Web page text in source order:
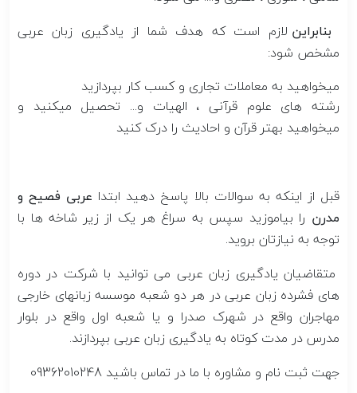
بنابراین لازم است که هدف شما از یادگیری زبان عربی
مشخص شود:
میخواهید به معاملات تجاری و کسب کار بپردازید
رشته های علوم قرآنی ، الهیات و... تحصیل میکنید و
میخواهید بهتر قرآن و احادیث را درک کنید
قبل از اینکه به سوالات بالا پاسخ دهید ابتدا عربی فصیح و
مدرن را بیاموزید سپس به سراغ هر یک از زیر شاخه ها با
توجه به نیازتان بروید.
متقاضیان یادگیری زبان عربی می توانید با شرکت در دوره
های فشرده زبان عربی در هر دو شعبه موسسه زبانهای خارجی
مهاجران واقع در شهرک صدرا و یا شعبه اول واقع در بلوار
مدرس در مدت کوتاه به یادگیری زبان عربی بپردازند.
جهت ثبت نام و مشاوره با ما در تماس باشید 09362010248